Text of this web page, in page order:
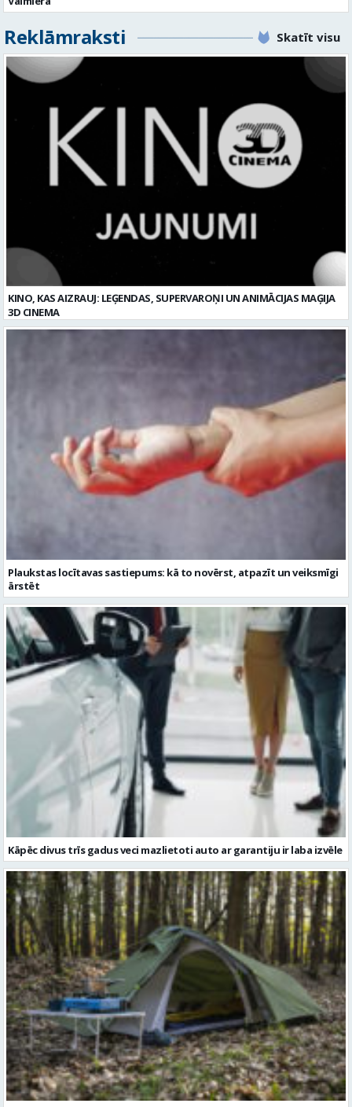
Reklāmraksti Skatīt visu
KINO, KAS AIZRAUJ: LEĢENDAS, SUPERVAROŅI UN ANIMĀCIJAS MAĢIJA
3D CINEMA
Plaukstas locītavas sastiepums: kā to novērst, atpazīt un veiksmīgi
ārstēt
Kāpēc divus trīs gadus veci mazlietoti auto ar garantiju ir laba izvēle